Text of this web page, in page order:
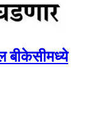
बीकेसीमध्ये